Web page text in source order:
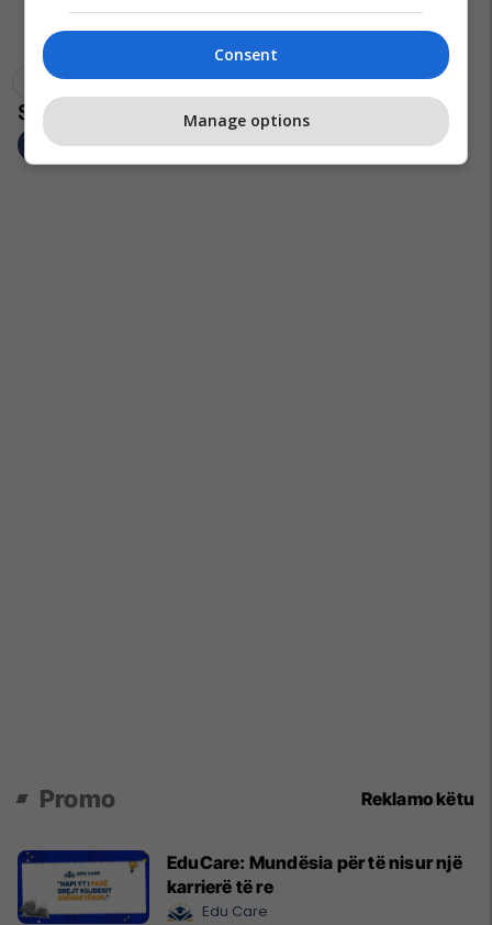
Volodymyr Zelensky Kriza Në Ukrainë Rusia Ukraina
Promo Reklamo këtu
EduCare: Mundësia për të nisur një
karrierë të re
Edu Care
Consent
Manage options